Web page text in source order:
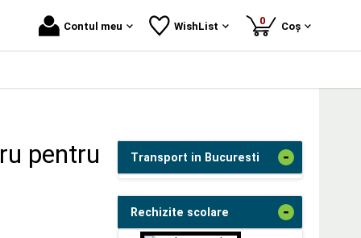
Contul meu WishList 0produse
Coș
pentru Transport in Bucuresti -
Rechizite scolare -